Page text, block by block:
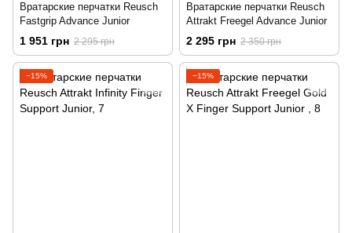
Вратарские перчатки Reusch
Fastgrip Advance Junior
1 951 грн 2 295 грн
Вратарские перчатки Reusch
Attrakt Freegel Advance Junior
2 295 грн 2 350 грн
−15% −15%